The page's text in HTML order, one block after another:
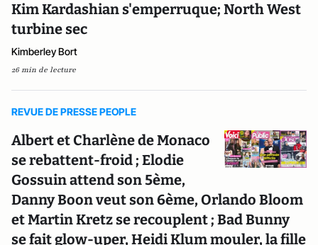
Kim Kardashian s'emperruque; North West
turbine sec
Kimberley Bort
26 min de lecture
REVUE DE PRESSE PEOPLE
Albert et Charlène de Monaco
se rebattent-froid ; Elodie
Gossuin attend son 5ème,
Danny Boon veut son 6ème, Orlando Bloom
et Martin Kretz se recouplent ; Bad Bunny
se fait glow-uper, Heidi Klum mouler, la fille